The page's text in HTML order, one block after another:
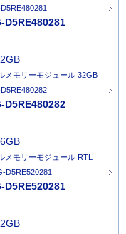
D5RE480281
メモリーモジュール 32GB
D5RE480282
メモリーモジュール RTL
D5RE520281
D5RE520281